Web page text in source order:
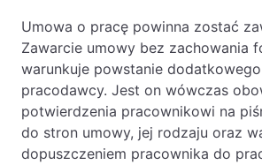
Legalizacja pobytu i pracy
Księgowość
Kontakt
Umowa o pracę powinna zostać
Zawarcie umowy bez zachowania
warunkuje powstanie
pracodawcy. Jest on wówczas
potwierdzenia pracownikowi na
do stron umowy, jej rodzaju oraz
dopuszczeniem pracownika do